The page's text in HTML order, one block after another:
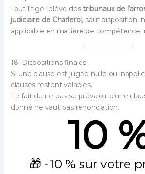
Tout litige relève des tribunaux de
judiciaire de Charleroi, sauf disposition
applicable en matière de compétence
18. Dispositions finales
Si une clause est jugée nulle ou
clauses restent valables.
Le fait de ne pas se prévaloir d’une
donné ne vaut pas renonciation.
10
🎁 -10 % sur votre